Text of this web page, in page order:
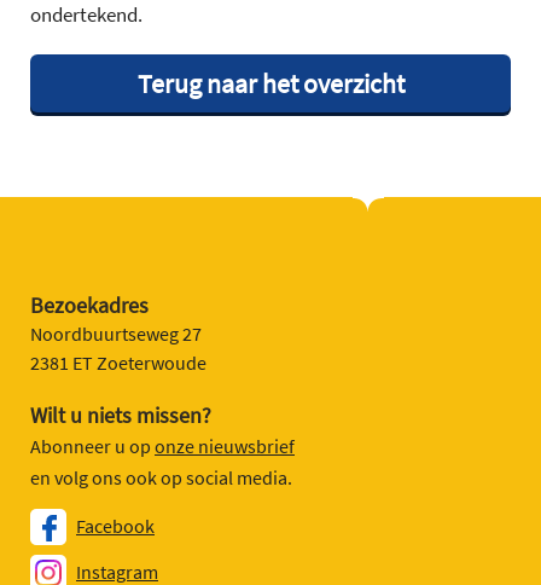
ondertekend.
Terug naar het overzicht
Bezoekadres
Noordbuurtseweg 27
2381 ET Zoeterwoude
Wilt u niets missen?
Abonneer u op onze nieuwsbrief
en volg ons ook op social media.
Facebook
Instagram